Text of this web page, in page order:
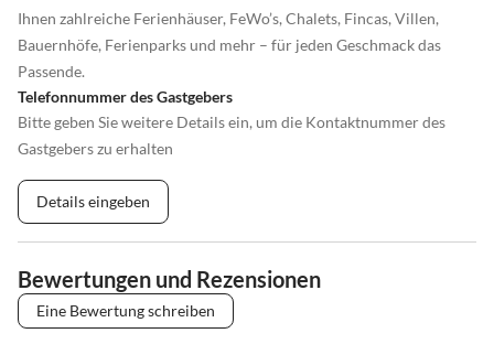
Ihnen zahlreiche Ferienhäuser, FeWo’s, Chalets, Fincas, Villen,
Bauernhöfe, Ferienparks und mehr – für jeden Geschmack das
Passende.
Telefonnummer des Gastgebers
Bitte geben Sie weitere Details ein, um die Kontaktnummer des
Gastgebers zu erhalten
Details eingeben
Bewertungen und Rezensionen
Eine Bewertung schreiben